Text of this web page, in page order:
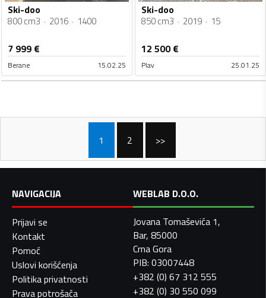
Ski-doo
800 cm3 2016 1400
7 999 €
Berane 15.02.25
Ski-doo
850 cm3 2019 15
12 500€
Plav 25.01.25
1 2 >>
NAVIGACIJA
Prijavi se
Kontakt
Pomoć
Uslovi korišćenja
Politika privatnosti
Prava potrošača
WEBLAB D.O.O.
Jovana Tomaševića 1,
Bar, 85000
Crna Gora
PIB: 03007448
+382 (0) 67 312 555
+382 (0) 30 550 099